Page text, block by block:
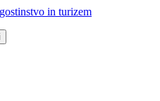
in turizem